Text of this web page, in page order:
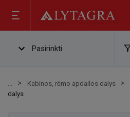
Pasirinkti
Kabinos, rėmo apdailos dalys
dalys